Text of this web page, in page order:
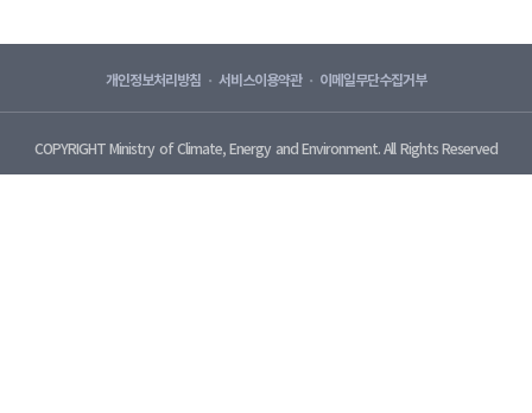
개인정보처리방침 서비스이용약관 이메일무단수집거부
COPYRIGHT Ministry of Climate, Energy and Environment. All Rights Reserved